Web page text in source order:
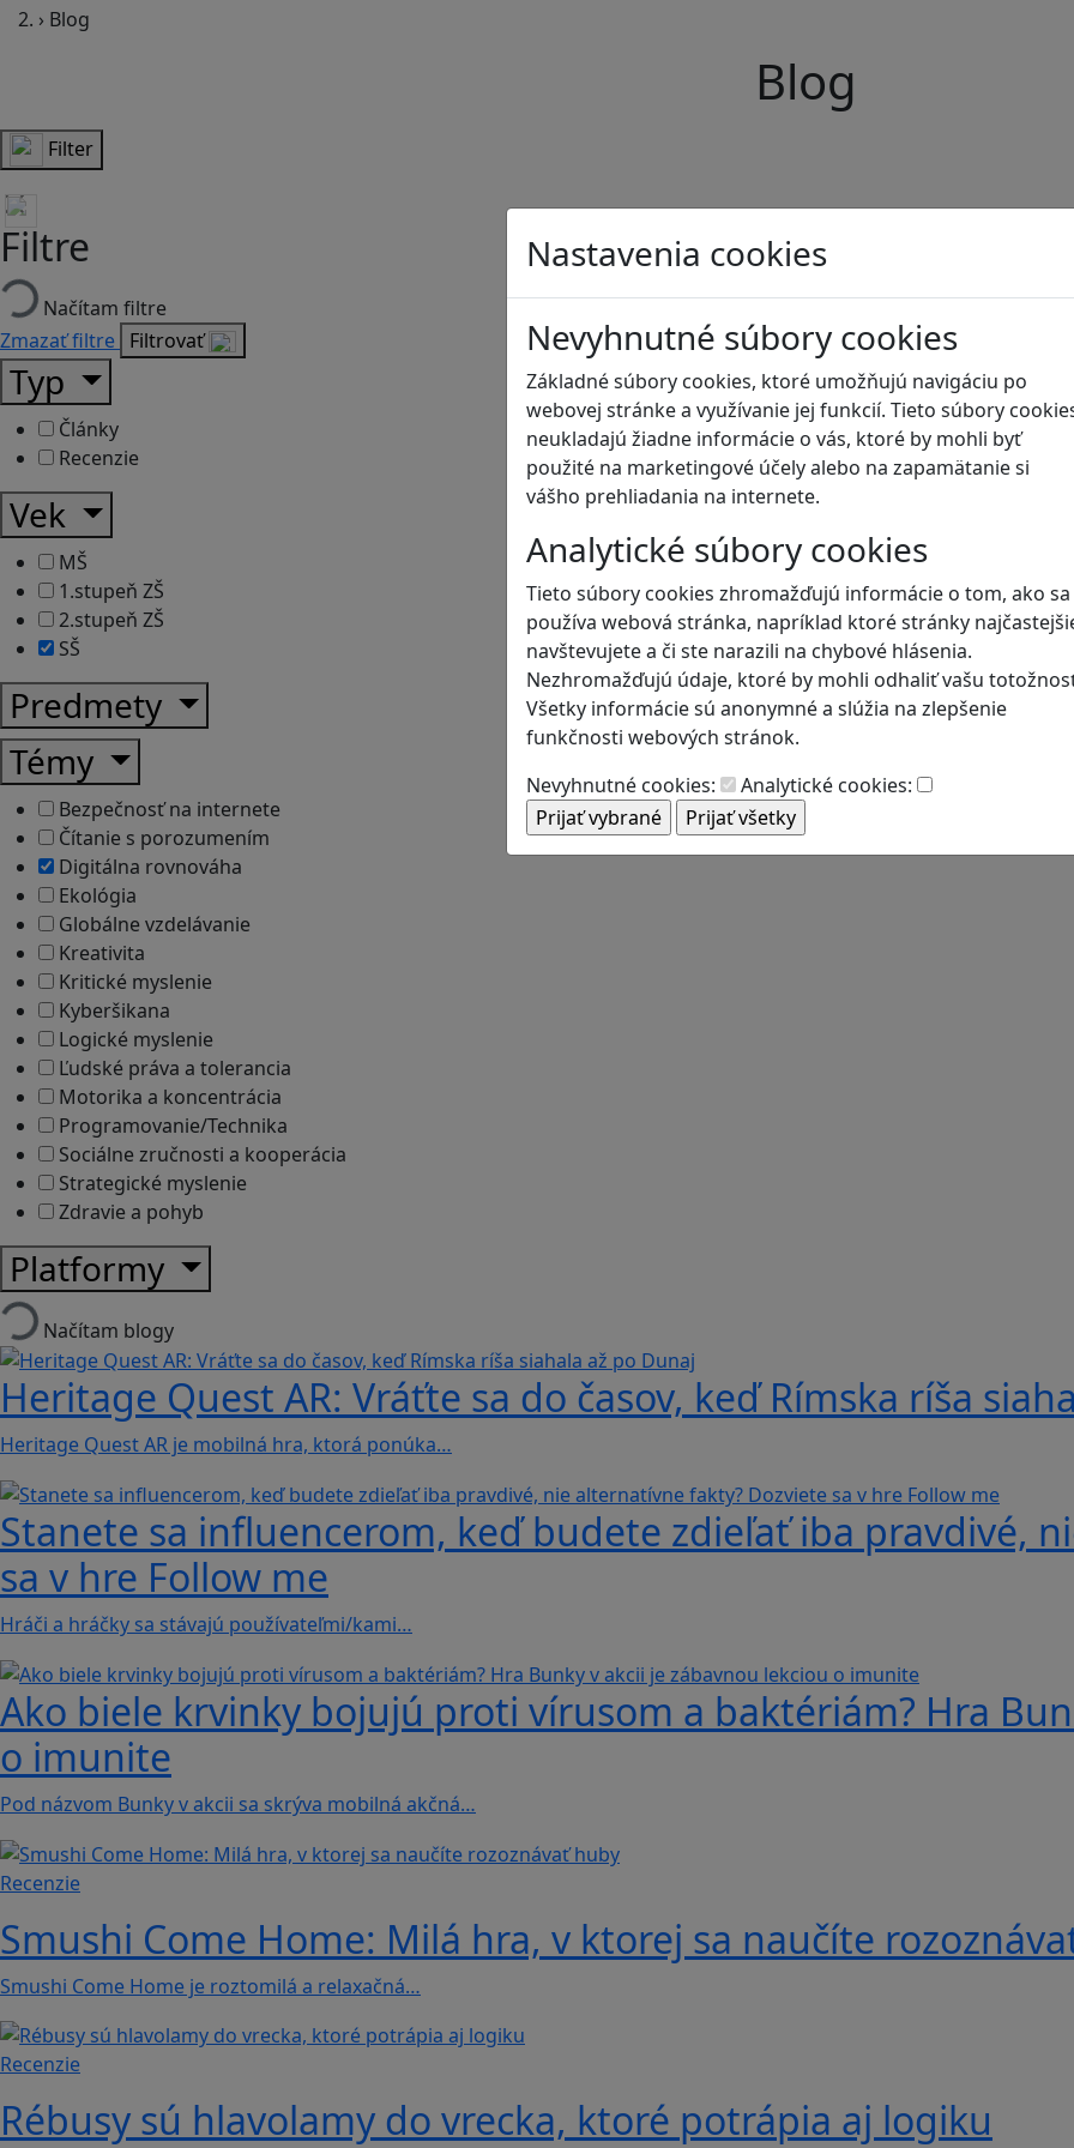
Nastavenia cookies
Nevyhnutné súbory cookies
Základné súbory cookies, ktoré umožňujú navigáciu po
webovej stránke a využívanie jej funkcií. Tieto súbory
neukladajú žiadne informácie o vás, ktoré by mohli byť
použité na marketingové účely alebo na zapamätanie si
vášho prehliadania na internete.
Analytické súbory cookies
Tieto súbory cookies zhromažďujú informácie o tom, ako sa
používa webová stránka, napríklad ktoré stránky
navštevujete a či ste narazili na chybové hlásenia.
Nezhromažďujú údaje, ktoré by mohli odhaliť vašu
Všetky informácie sú anonymné a slúžia na zlepšenie
funkčnosti webových stránok.
Nevyhnutné cookies:
Analytické cookies:
› Blog
Blog
Filter
Filtre
Načítam filtre
Zmazať filtre Filtrovať
Typ
Články
Recenzie
Vek
MŠ
1.stupeň ZŠ
2.stupeň ZŠ
SŠ
Predmety
Témy
Bezpečnosť na internete
Čítanie s porozumením
Digitálna rovnováha
Ekológia
Globálne vzdelávanie
Kreativita
Kritické myslenie
Kyberšikana
Logické myslenie
Ľudské práva a tolerancia
Motorika a koncentrácia
Programovanie/Technika
Sociálne zručnosti a kooperácia
Strategické myslenie
Zdravie a pohyb
Platformy
Načítam blogy
Heritage Quest AR: Vráťte sa do časov, keď Rímska ríša
Heritage Quest AR je mobilná hra, ktorá ponúka…
Stanete sa influencerom, keď budete zdieľať iba pravdivé,
sa v hre Follow me
Hráči a hráčky sa stávajú používateľmi/kami…
Ako biele krvinky bojujú proti vírusom a baktériám? Hra
o imunite
Pod názvom Bunky v akcii sa skrýva mobilná akčná…
Recenzie
Smushi Come Home: Milá hra, v ktorej sa naučíte
Smushi Come Home je roztomilá a relaxačná…
Recenzie
Rébusy sú hlavolamy do vrecka, ktoré potrápia aj logiku